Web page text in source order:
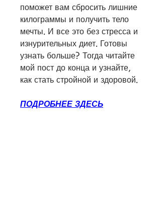
поможет вам сбросить лишние
килограммы и получить тело
мечты. И все это без стресса и
изнурительных диет. Готовы
узнать больше? Тогда читайте
мой пост до конца и узнайте,
как стать стройной и здоровой.
ПОДРОБНЕЕ ЗДЕСЬ